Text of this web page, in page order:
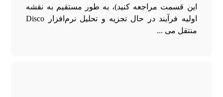
این قسمت مراجعه کنید)، به طور مستقیم به نقشه
اولیه فرآیند در حال تجزیه و تحلیل نرم‌افزار Disco
منتقل می ...